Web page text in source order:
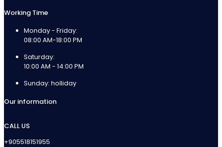
Working Time
Monday - Friday:
08:00 AM-18:00 PM
Saturday:
10:00 AM - 14:00 PM
Sunday: holliday
Our information
CALL US
+905518151955